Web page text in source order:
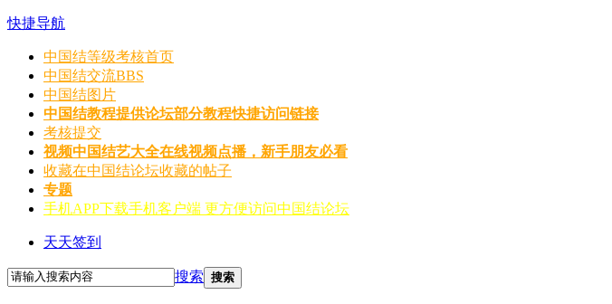
快捷导航
中国结等级考核首页
中国结交流BBS
中国结图片
中国结教程提供论坛部分教程快捷访问链接
考核提交
视频中国结艺大全在线视频点播，新手朋友必看
收藏在中国结论坛收藏的帖子
专题
手机APP下载手机客户端 更方便访问中国结论坛
天天签到
搜索 搜索